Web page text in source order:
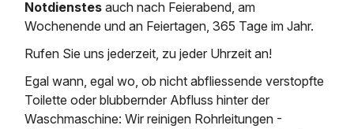
Dükerreinigung
Mobile Schlamm-
Stellenangebote
Notdienstes auch nach Feierabend, am
Wochenende und an Feiertagen, 365 Tage im Jahr.
Rufen Sie uns jederzeit, zu jeder Uhrzeit an!
Egal wann, egal wo, ob nicht abfliessende verstopfte
Toilette oder blubbernder Abfluss hinter der
Waschmaschine: Wir reinigen Rohrleitungen -